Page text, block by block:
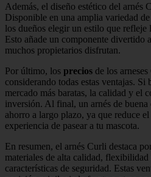
Además, el diseño estético del arnés
Disponible en una amplia variedad
los dueños elegir un estilo que refleje
Esto añade un componente divertido
muchos propietarios disfrutan.
Por último, los precios de los
considerando todas estas ventajas. Si
mercado más baratas, la calidad y el
inversión. Al final, un arnés de buena
ahorro a largo plazo, ya que reduce
experiencia de pasear a tu mascota.
En resumen, el arnés Curli destaca
materiales de alta calidad,
características de seguridad. Estas